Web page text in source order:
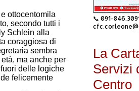
ottocentomila
secondo tutti i
Schlein alla
coraggiosa di
sembra
ma anche per
delle logiche
felicemente
📞 091-
La
Servizi
Centro